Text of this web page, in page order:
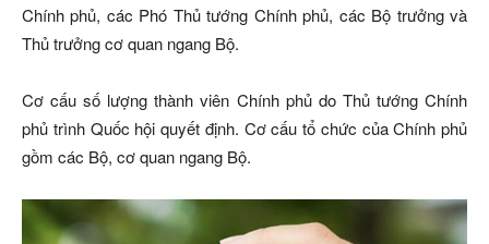
Chính phủ, các Phó Thủ tướng Chính phủ, các Bộ trưởng và
Thủ trưởng cơ quan ngang Bộ.
Cơ cấu số lượng thành viên Chính phủ do Thủ tướng Chính
phủ trình Quốc hội quyết định. Cơ cấu tổ chức của Chính phủ
gồm các Bộ, cơ quan ngang Bộ.